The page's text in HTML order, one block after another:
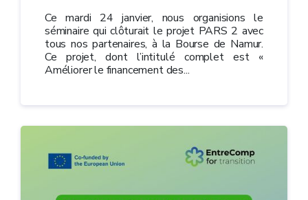
Ce mardi 24 janvier, nous organisions le
séminaire qui clôturait le projet PARS 2 avec
tous nos partenaires, à la Bourse de Namur.
Ce projet, dont l’intitulé complet est «
Améliorer le financement des...